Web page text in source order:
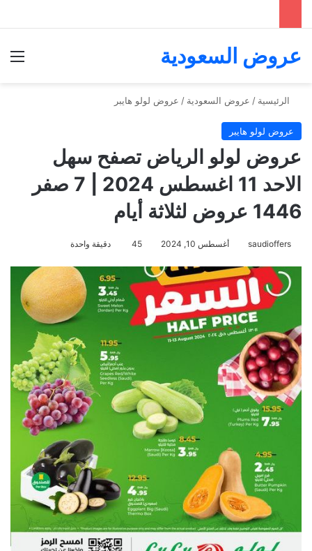
عروض السعودية
الرئيسية / عروض السعودية / عروض لولو هايبر
عروض لولو هايبر
عروض لولو الرياض تصفح سهل
الاحد 11 اغسطس 2024 | 7 صفر
1446 عروض لثلاثة أيام
saudioffers أغسطس 10, 2024 45 دقيقة واحدة